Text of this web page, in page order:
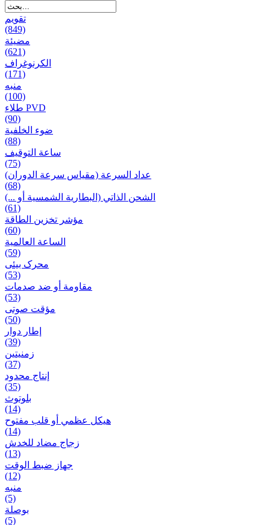
تقويم
(849)
مضيئة
(621)
الكرنوغراف
(171)
منبه
(100)
طلاء PVD
(90)
ضوء الخلفية
(88)
ساعة التوقيف
(75)
عداد السرعة (مقياس سرعة الدوران)
(68)
الشحن الذاتي (البطارية الشمسية أو ...)
(61)
مؤشر تخزين الطاقة
(60)
الساعة العالمية
(59)
محرک بیئی
(53)
مقاومة أو ضد صدمات
(53)
مؤقت صوتی
(50)
إطار دوار
(39)
زمنیتین
(37)
إنتاج محدود
(35)
بلوتوث
(14)
هيكل عظمي أو قلب مفتوح
(14)
زجاج مضاد للخدش
(13)
جهاز ضبط الوقت
(12)
منبه
(5)
بوصلة
(5)